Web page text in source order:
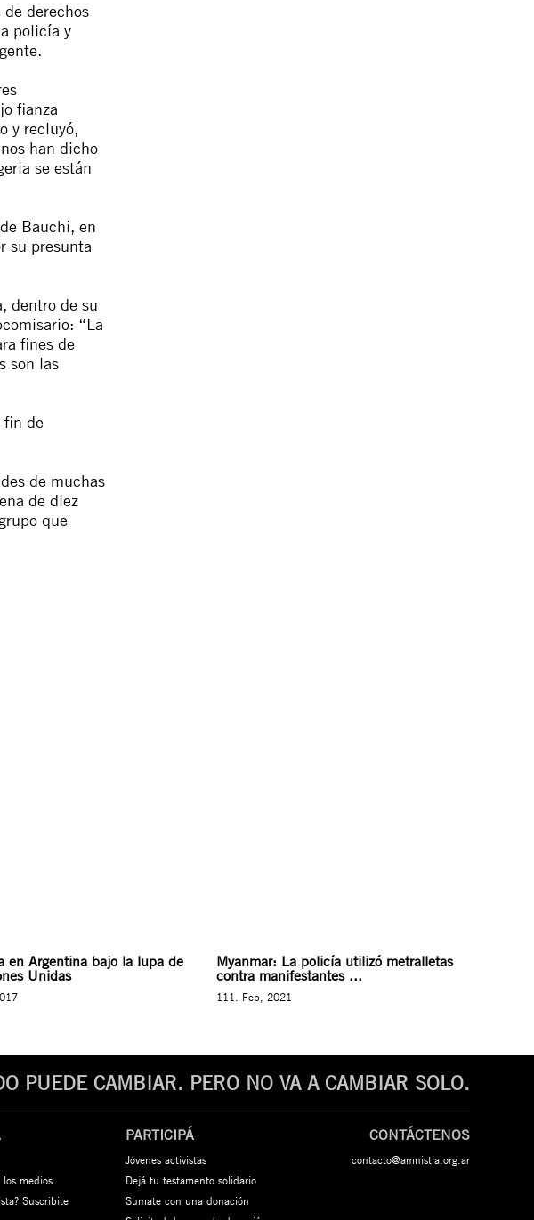
derechos
policía y
fianza
y recluyó,
han dicho
se están
Bauchi, en
su presunta
dentro de su
“La
fines de
son las
fin de
de muchas
de diez
que
en Argentina bajo la lupa de
Unidas
Myanmar: La policía utilizó metralletas
contra manifestantes ...
111. Feb, 2021
PUEDE CAMBIAR. PERO NO VA A CAMBIAR SOLO.
medios
Suscribite
PARTICIPÁ
Jóvenes activistas
Dejá tu testamento solidario
Sumate con una donación
CONTÁCTENOS
contacto@amnistia.org.ar